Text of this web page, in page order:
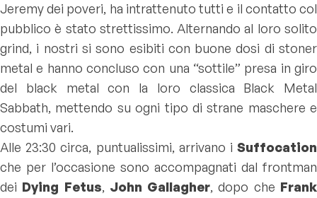
Jeremy dei poveri, ha intrattenuto tutti e il contatto col
pubblico è stato strettissimo. Alternando al loro solito
grind, i nostri si sono esibiti con buone dosi di stoner
metal e hanno concluso con una “sottile” presa in giro
del black metal con la loro classica Black Metal
Sabbath, mettendo su ogni tipo di strane maschere e
costumi vari.
Alle 23:30 circa, puntualissimi, arrivano i Suffocation
che per l’occasione sono accompagnati dal frontman
dei Dying Fetus, John Gallagher, dopo che Frank